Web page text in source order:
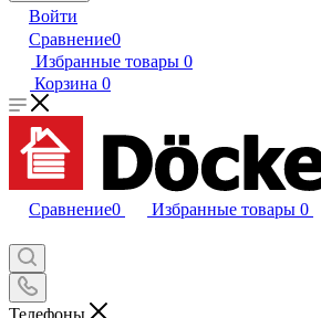
Войти
Сравнение0
Избранные товары 0
Корзина 0
Сравнение0 Избранные товары 0
Телефоны